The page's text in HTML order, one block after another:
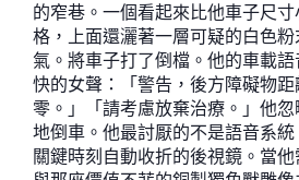
的窄巷。一個看起來比他車子尺
格，上面還灑著一層可疑的白色
氣。將車子打了倒檔。他的車載
快的女聲：「警告，後方障礙物
零。」「請考慮放棄治療。」他
地倒車。他最討厭的不是語音系
關鍵時刻自動收折的後視鏡。當